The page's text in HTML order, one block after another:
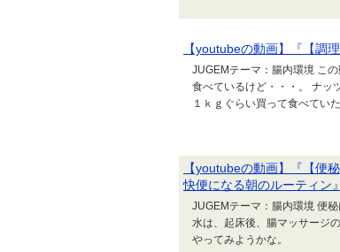
【youtubeの動画】『【調
JUGEMテーマ：腸内環境 こ
食べているけど・・・。 ナッ
１ｋｇぐらい買って食べてい
【youtubeの動画】『【便
快便になる朝のルーティン』
JUGEMテーマ：腸内環境 便
水は、起床後、腸マッサージ
やってみようかな。